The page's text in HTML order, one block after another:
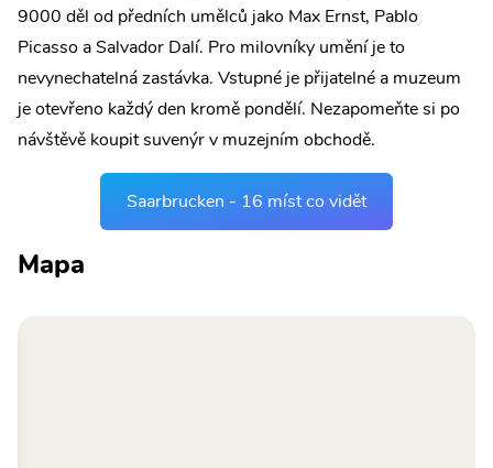
9000 děl od předních umělců jako Max Ernst, Pablo
Picasso a Salvador Dalí. Pro milovníky umění je to
nevynechatelná zastávka. Vstupné je přijatelné a muzeum
je otevřeno každý den kromě pondělí. Nezapomeňte si po
návštěvě koupit suvenýr v muzejním obchodě.
Saarbrucken - 16 míst co vidět
Mapa